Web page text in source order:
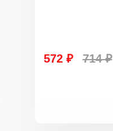
572 ₽ 714 ₽